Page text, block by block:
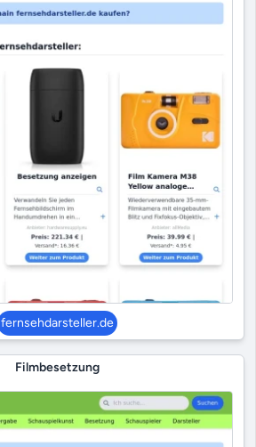
fernsehdarsteller.de
Filmbesetzung